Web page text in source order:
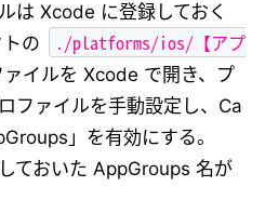
は Xcode に登録しておく
の
./platforms/ios/【アプ
ァイルを Xcode で開き、プ
ファイルを手動設定し、Ca
」を有効にする。
ておいた AppGroups 名が